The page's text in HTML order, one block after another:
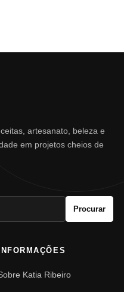
artesanato, beleza e
em projetos cheios de
Procurar
Katia Ribeiro